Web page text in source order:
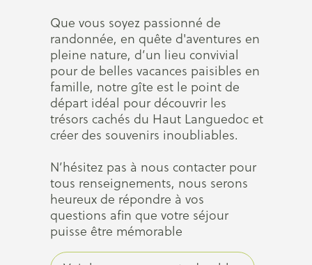
Que vous soyez passionné de
randonnée, en quête d'aventures en
pleine nature, d’un lieu convivial
pour de belles vacances paisibles en
famille, notre gîte est le point de
départ idéal pour découvrir les
trésors cachés du Haut Languedoc et
créer des souvenirs inoubliables.
N’hésitez pas à nous contacter pour
tous renseignements, nous serons
heureux de répondre à vos
questions afin que votre séjour
puisse être mémorable